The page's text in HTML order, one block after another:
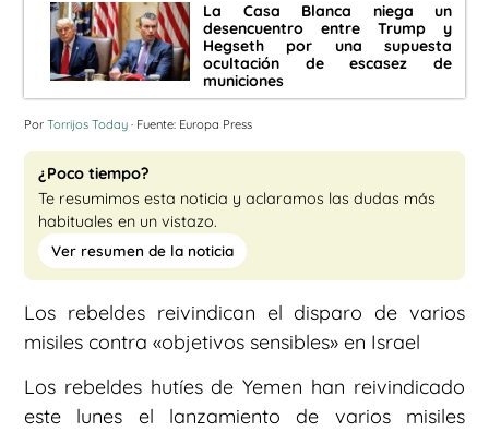
La Casa Blanca niega un
desencuentro entre Trump y
Hegseth por una supuesta
ocultación de escasez de
municiones
Por Torrijos Today · Fuente: Europa Press
¿Poco tiempo?
Te resumimos esta noticia y aclaramos las dudas más
habituales en un vistazo.
Ver resumen de la noticia
Los rebeldes reivindican el disparo de varios
misiles contra «objetivos sensibles» en Israel
Los rebeldes hutíes de Yemen han reivindicado
este lunes el lanzamiento de varios misiles